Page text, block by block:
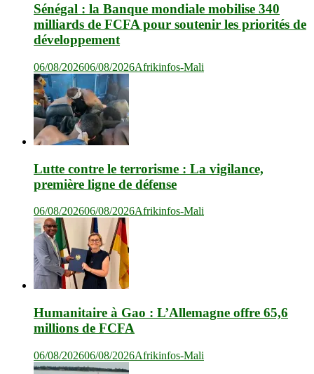
Sénégal : la Banque mondiale mobilise 340
milliards de FCFA pour soutenir les priorités de
développement
06/08/202606/08/2026Afrikinfos-Mali
Lutte contre le terrorisme : La vigilance,
première ligne de défense
06/08/202606/08/2026Afrikinfos-Mali
Humanitaire à Gao : L’Allemagne offre 65,6
millions de FCFA
06/08/202606/08/2026Afrikinfos-Mali